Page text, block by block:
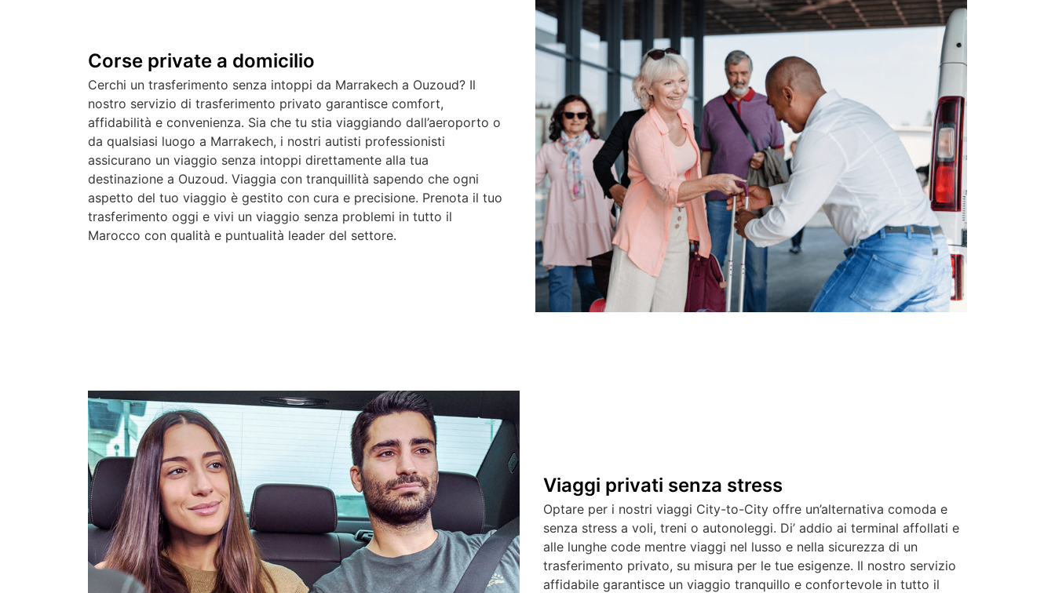
Corse private a domicilio
Cerchi un trasferimento senza intoppi da Marrakech a Ouzoud? Il
nostro servizio di trasferimento privato garantisce comfort,
affidabilità e convenienza. Sia che tu stia viaggiando dall’aeroporto o
da qualsiasi luogo a Marrakech, i nostri autisti professionisti
assicurano un viaggio senza intoppi direttamente alla tua
destinazione a Ouzoud. Viaggia con tranquillità sapendo che ogni
aspetto del tuo viaggio è gestito con cura e precisione. Prenota il tuo
trasferimento oggi e vivi un viaggio senza problemi in tutto il
Marocco con qualità e puntualità leader del settore.
Viaggi privati ​​senza stress
Optare per i nostri viaggi City-to-City offre un’alternativa comoda e
senza stress a voli, treni o autonoleggi. Di’ addio ai terminal affollati e
alle lunghe code mentre viaggi nel lusso e nella sicurezza di un
trasferimento privato, su misura per le tue esigenze. Il nostro servizio
affidabile garantisce un viaggio tranquillo e confortevole in tutto il